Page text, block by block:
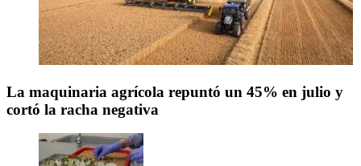
La maquinaria agrícola repuntó un 45% en julio y
cortó la racha negativa